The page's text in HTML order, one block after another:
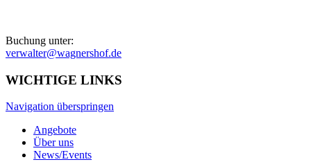
Buchung unter:
verwalter@wagnershof.de
WICHTIGE LINKS
Navigation überspringen
Angebote
Über uns
News/Events